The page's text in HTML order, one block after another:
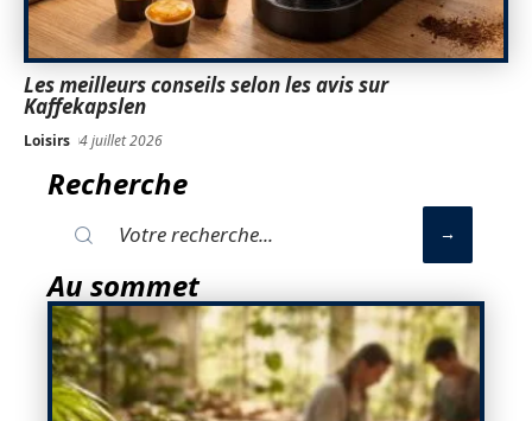
Les meilleurs conseils selon les avis sur
Kaffekapslen
Loisirs 4 juillet 2026
Recherche
Au sommet